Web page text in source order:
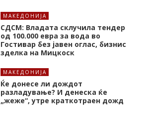
МАКЕДОНИЈА
СДСМ: Владата склучила тендер
од 100.000 евра за вода во
Гостивар без јавен оглас, бизнис
зделка на Мицкоск
МАКЕДОНИЈА
Ќе донесе ли дождот
разладување? И денеска ќе
„жеже“, утре краткотраен дожд